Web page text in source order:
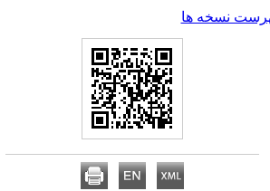
نسخه ها